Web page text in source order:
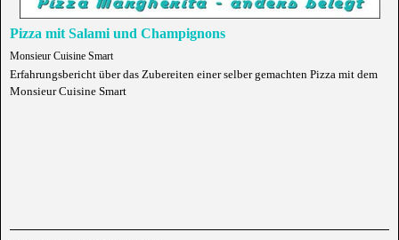
Pizza mit Salami und Champignons
Monsieur Cuisine Smart
Erfahrungsbericht über das Zubereiten einer selber gemachten Pizza mit dem
Monsieur Cuisine Smart